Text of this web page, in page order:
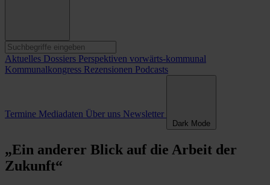
Aktuelles Dossiers Perspektiven vorwärts-kommunal
Kommunalkongress Rezensionen Podcasts
Termine Mediadaten Über uns Newsletter
Dark Mode
„Ein anderer Blick auf die Arbeit der
Zukunft“